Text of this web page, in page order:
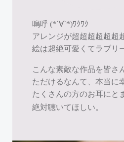
嗚呼 (*´∀`*)ﾜｸﾜｸ
アレンジが超超超超超超
絵は超絶可愛くてラブリ
こんな素敵な作品を皆さ
ただけるなんて、本当に
たくさんの方のお耳にと
絶対聴いてほしい。